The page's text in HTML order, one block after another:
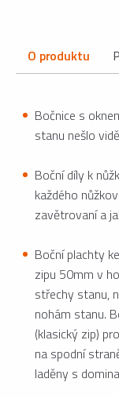
O produktu
Bočnice s
stanu nešlo
Boční díly k
každého
zavětrovaní a
Boční plachty
zipu 50mm v
střechy stanu,
nohám stanu.
(klasický zip)
na spodní
laděny s